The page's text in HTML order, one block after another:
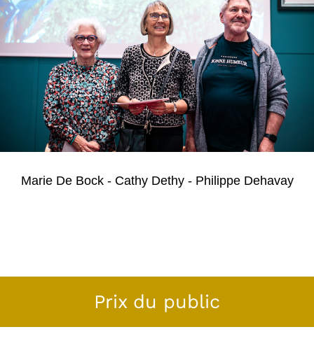
Marie De Bock - Cathy Dethy - Philippe Dehavay
Prix du public